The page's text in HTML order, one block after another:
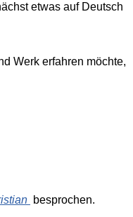
etwas auf Deutsch
Werk erfahren möchte,
besprochen.